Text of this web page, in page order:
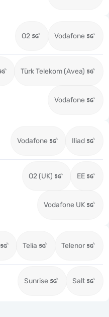
O2 Vodafone
Türk Telekom (Avea)
Vodafone
Vodafone Iliad
O2 (UK) EE
Vodafone UK
Telia Telenor
Sunrise Salt